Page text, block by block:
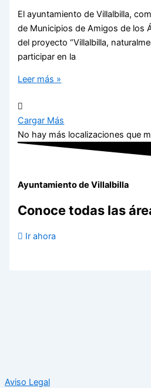
El ayuntamiento de Villalbilla,
de Municipios de Amigos de los
del proyecto “Villalbilla,
participar en la
Leer más »
Cargar Más
No hay más localizaciones que
Ayuntamiento de Villalbilla
Conoce todas las
Ir ahora
Aviso Legal